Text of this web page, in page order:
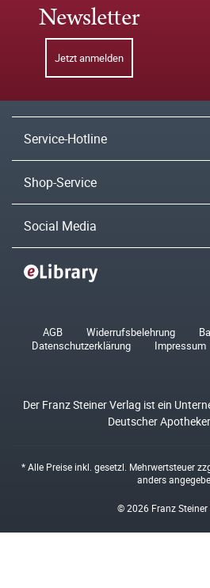
Newsletter
Jetzt anmelden
Service-Hotline
Shop-Service
Social Media
AGB Widerrufsbelehrung
Datenschutzerklärung
Impressum
Der Franz Steiner Verlag ist ein
Deutscher
* Alle Preise inkl. gesetzl. Mehrwertsteuer
anders
© 2026 Franz Steiner